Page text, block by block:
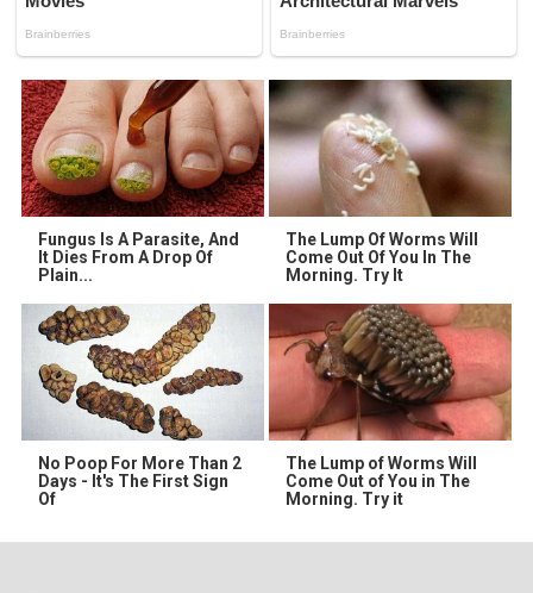
Fungus Is A Parasite, And
It Dies From A Drop Of
Plain...
The Lump Of Worms Will
Come Out Of You In The
Morning. Try It
No Poop For More Than 2
Days - It's The First Sign
Of
The Lump of Worms Will
Come Out of You in The
Morning. Try it